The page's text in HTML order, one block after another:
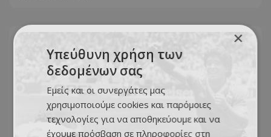
×
Υπεύθυνη χρήση των
δεδομένων σας
Εμείς και οι συνεργάτες μας
χρησιμοποιούμε cookies και παρόμοιες
τεχνολογίες για να αποθηκεύουμε και να
έχουμε πρόσβαση σε πληροφορίες στη